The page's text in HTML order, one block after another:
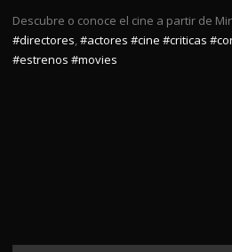
Descubre o conoce el cine a partir de
#directores,#actores #cine #criticas
#estrenos #movies